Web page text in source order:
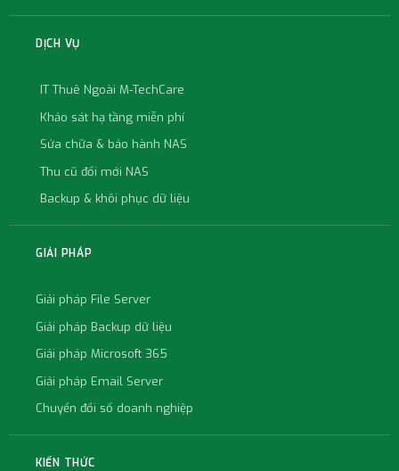
DỊCH VỤ
IT Thuê Ngoài M-TechCare
Khảo sát hạ tầng miễn phí
Sửa chữa & bảo hành NAS
Thu cũ đổi mới NAS
Backup & khôi phục dữ liệu
GIẢI PHÁP
Giải pháp File Server
Giải pháp Backup dữ liệu
Giải pháp Microsoft 365
Giải pháp Email Server
Chuyển đổi số doanh nghiệp
KIẾN THỨC